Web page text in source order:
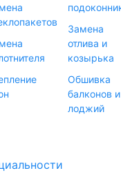
Замена
отлива и
козырька
Обшивка
балконов и
лоджий